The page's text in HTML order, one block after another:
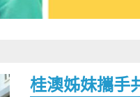
桂澳姊妹攜手